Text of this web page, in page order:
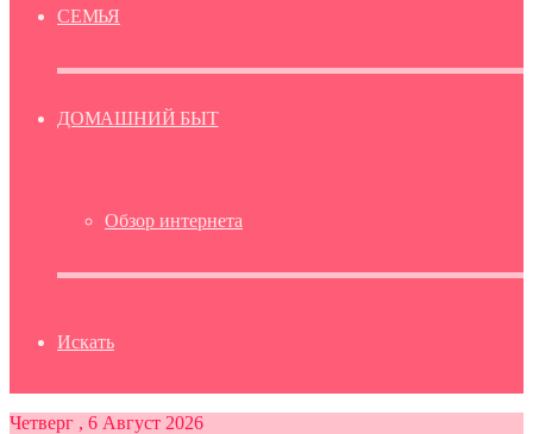
СЕМЬЯ
ДОМАШНИЙ БЫТ
Обзор интернета
Искать
Четверг , 6 Август 2026